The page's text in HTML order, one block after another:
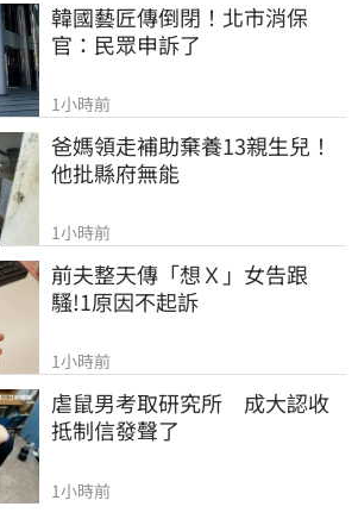
韓國藝匠傳倒閉！北市消保
官：民眾申訴了
1小時前
爸媽領走補助棄養13親生兒！
他批縣府無能
1小時前
前夫整天傳「想Ｘ」女告跟
騷!1原因不起訴
1小時前
虐鼠男考取研究所　成大認收
抵制信發聲了
1小時前